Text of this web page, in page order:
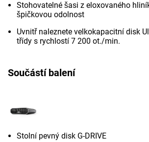
Stohovatelné šasi z eloxovaného
špičkovou odolnost
Uvnitř naleznete velkokapacitní disk
třídy s rychlostí 7 200 ot./min.
Součástí balení
Stolní pevný disk G-DRIVE